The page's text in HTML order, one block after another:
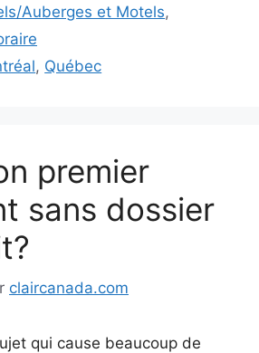
Auberges et Motels,
, Québec
premier
sans dossier
claircanada.com
qui cause beaucoup de